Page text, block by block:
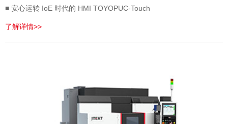
■ 安心运转 IoE 时代的 HMI TOYOPUC-Touch
了解详情>>